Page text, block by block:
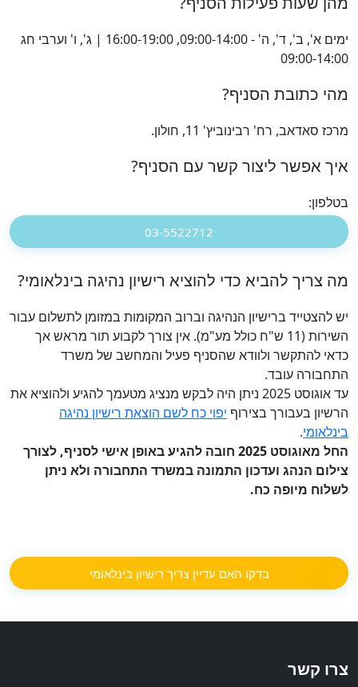
ימים א', ב', ד', ה' - 09:00-14:00, 16:00-19:00 | ג', ו' וערבי חג
09:00-14:00
מהי כתובת הסניף?
מרכז סאדאב, רח' רבינוביץ' 11, חולון.
איך אפשר ליצור קשר עם הסניף?
בטלפון:
03-5522712
מה צריך להביא כדי להוציא רישיון נהיגה בינלאומי?
יש להצטייד ברישיון הנהיגה וברוב המקומות במזומן לתשלום עבור
השירות (11 ש"ח כולל מע"מ). אין צורך לקבוע תור מראש אך
כדאי להתקשר ולוודא שהסניף פעיל והמחשב של משרד
התחבורה עובד.
עד אוגוסט 2025 ניתן היה לבקש מנציג מטעמך להגיע ולהוציא את
הרשיון בעבורך בצירוף יפוי כח לשם הוצאת רישיון נהיגה
בינלאומי.
החל מאוגוסט 2025 חובה להגיע באופן אישי לסניף, לצורך
צילום הנהג ועדכון התמונה במשרד התחבורה ולא ניתן
לשלוח מיופה כח.
בדקו האם עדיין צריך רישיון בינלאומי
צרו קשר